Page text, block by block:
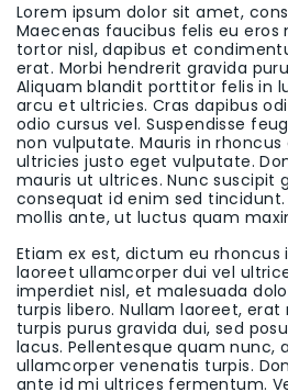
Lorem ipsum dolor sit amet,
Maecenas faucibus felis eu eros
tortor nisl, dapibus et
erat. Morbi hendrerit gravida
Aliquam blandit porttitor felis in
arcu et ultricies. Cras dapibus
odio cursus vel. Suspendisse
non vulputate. Mauris in rhoncus
ultricies justo eget vulputate.
mauris ut ultrices. Nunc suscipit
consequat id enim sed
mollis ante, ut luctus quam
Etiam ex est, dictum eu rhoncus
laoreet ullamcorper dui vel
imperdiet nisl, et malesuada
turpis libero. Nullam laoreet,
turpis purus gravida dui, sed
lacus. Pellentesque quam nunc,
ullamcorper venenatis turpis.
ante id mi ultrices fermentum.